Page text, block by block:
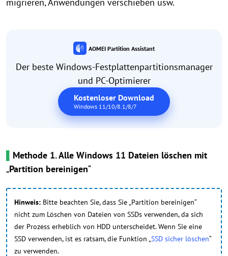
migrieren, Anwendungen verschieben usw.
AOMEI Partition Assistant
Der beste Windows-Festplattenpartitionsmanager
und PC-Optimierer
Kostenloser Download
Windows 11/10/8.1/8/7
Methode 1. Alle Windows 11 Dateien löschen mit
„Partition bereinigen“
Hinweis: Bitte beachten Sie, dass Sie „Partition bereinigen“
nicht zum Löschen von Dateien von SSDs verwenden, da sich
der Prozess erheblich von HDD unterscheidet. Wenn Sie eine
SSD verwenden, ist es ratsam, die Funktion „ SSD sicher löschen“
zu verwenden.